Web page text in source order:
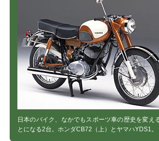
日本のバイク、なかでもスポーツ車の歴史を変え
とになる2台。ホンダCB72（上）とヤマハYDS1。